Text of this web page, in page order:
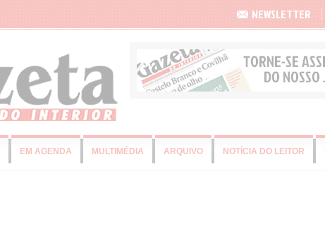
NEWSLETTER
EM AGENDA MULTIMÉDIA ARQUIVO NOTÍCIA DO LEITOR